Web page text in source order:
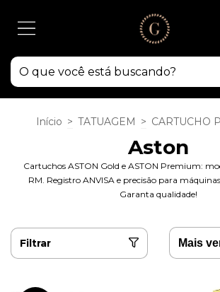
Início > TATUAGEM > CARTUCHO
Aston
Cartuchos ASTON Gold e ASTON Premium:
RM. Registro ANVISA e precisão para
Garanta qualidade!
Filtrar